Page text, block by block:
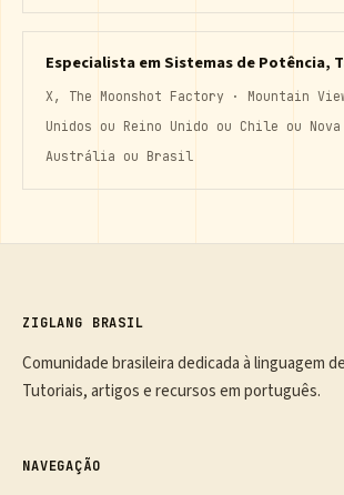
Especialista em Sistemas de Potência,
X, The Moonshot Factory · Mountain
Unidos ou Reino Unido ou Chile ou
Austrália ou Brasil
ZIGLANG BRASIL
Comunidade brasileira dedicada à linguagem
Tutoriais, artigos e recursos em português.
NAVEGAÇÃO